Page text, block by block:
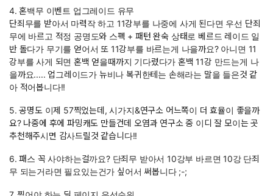
4. 혼백무 이벤트 업그레이드 유무
단죄무를 받아서 마력작 하고 11강부를 나중에 사게 된다면 우선 단죄
무에 바르고 적정 공명도와 스펙 + 패턴 완숙 상태로 베르드 레이드 일
반 돌다가 무기를 얻어서 또 11강부를 바르는게 나을까요? 아니면 11
강부를 사게 되면 혼백 얻을때까지 기다렸다가 혼백 11강 만드는게 나
을까요..... 업그레이드가 뉴비나 복귀한테는 손해라는 말을 들은것 같
아 적어봅니다!!
5. 공명도 이제 57찍었는데, 시가지&연구소 어느쪽이 더 효율이 좋을까
요? 나중에 후에 파밍캐도 만들건데 오염과 연구소 중 이디 잘 모이는 곳
추천해주시면 감사드릴것 같습니다!!
6. 패스 꼭 사야하는걸까요? 단죄무 받아서 10강부 바르면 10강 단죄
무 되는거라면 필요있는건가 싶어서 써봅니다 ;-;